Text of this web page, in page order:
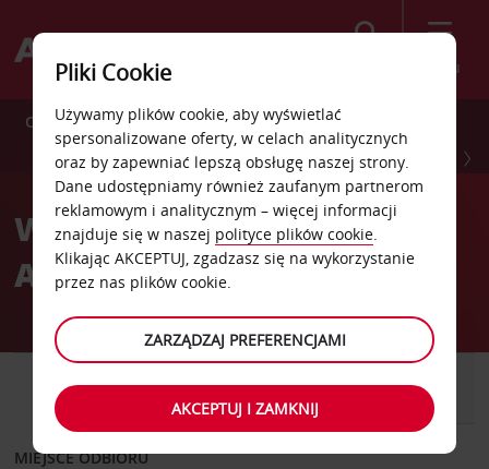
Menu
Oszczędź 10% dzięki dodatkowym korzyściom z wynajmu.
ZAREJESTRUJ SIĘ TERAZ
Wynajmij samochód w
Avis bez obaw.
DOSTAWCZY
MIEJSCE ODBIORU
Pliki Cookie
Używamy plików cookie, aby wyświetlać
spersonalizowane oferty, w celach analitycznych
oraz by zapewniać lepszą obsługę naszej strony.
Dane udostępniamy również zaufanym partnerom
reklamowym i analitycznym – więcej informacji
znajduje się w naszej polityce plików cookie.
Klikając AKCEPTUJ, zgadzasz się na wykorzystanie
przez nas plików cookie.
ZARZĄDZAJ PREFERENCJAMI
AKCEPTUJ I ZAMKNIJ